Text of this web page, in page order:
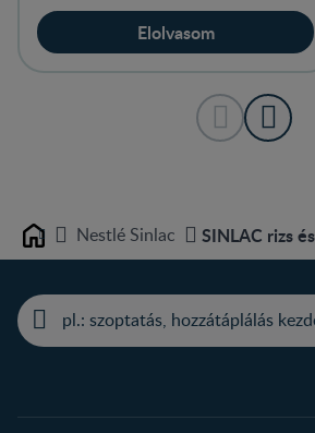
Elolvasom
Home Nestlé Sinlac SINLAC rizs